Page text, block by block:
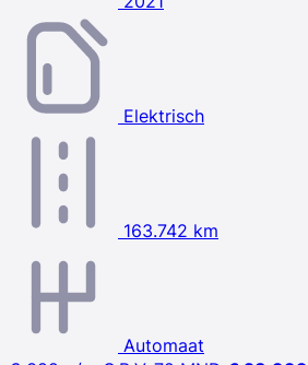
Elektrisch
163.742 km
Automaat